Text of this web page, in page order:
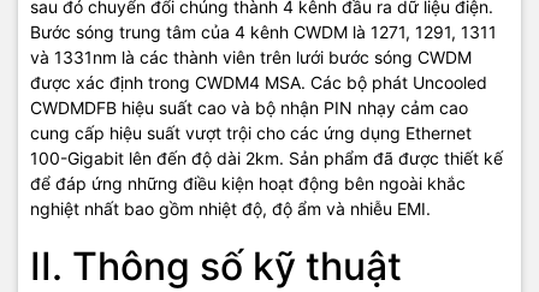
sau đó chuyển đổi chúng thành 4 kênh đầu ra dữ liệu điện.
Bước sóng trung tâm của 4 kênh CWDM là 1271, 1291, 1311
và 1331nm là các thành viên trên lưới bước sóng CWDM
được xác định trong CWDM4 MSA. Các bộ phát Uncooled
CWDMDFB hiệu suất cao và bộ nhận PIN nhạy cảm cao
cung cấp hiệu suất vượt trội cho các ứng dụng Ethernet
100-Gigabit lên đến độ dài 2km. Sản phẩm đã được thiết kế
để đáp ứng những điều kiện hoạt động bên ngoài khắc
nghiệt nhất bao gồm nhiệt độ, độ ẩm và nhiễu EMI.
II. Thông số kỹ thuật